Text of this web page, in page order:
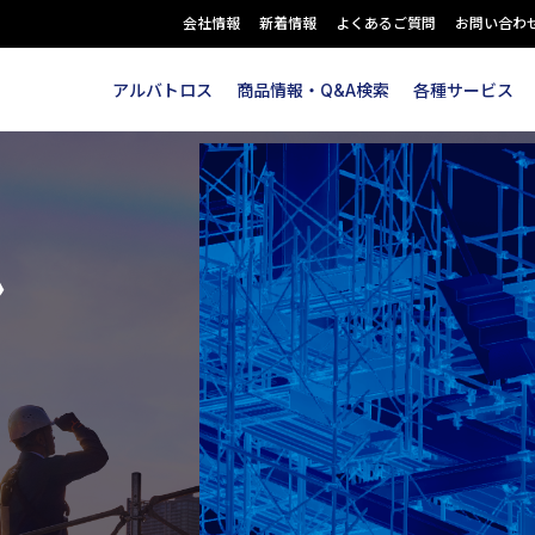
会社情報 新着情報 よくあるご質問 お問い合わ
アルバトロス 商品情報・Q&A検索 各種サービス